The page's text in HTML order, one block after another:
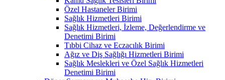
Özel Hastaneler Birimi
Sağlık Hizmetleri Birimi
Sağlık Hizmetleri, İzleme, Değerlendirme ve
Denetimi Birimi
Tıbbi Cihaz ve Eczacılık Birimi
Ağız ve Diş Sağlığı Hizmetleri Birimi
Sağlık Meslekleri ve Özel Sağlık Hizmetleri
Denetimi Birimi